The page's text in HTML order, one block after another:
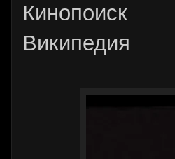
Кинопоиск
Википедия